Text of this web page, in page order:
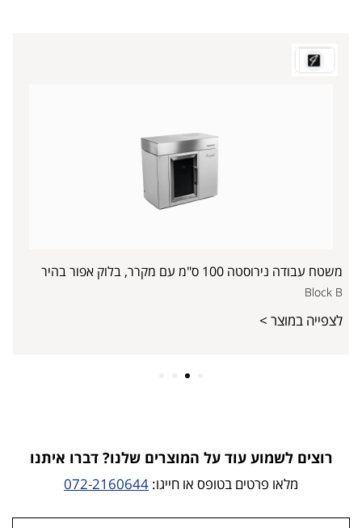
משטח עבודה נירוסטה 100 ס"מ עם מקרר, בלוק אפור בהיר
Block B
לצפייה במוצר >
רוצים לשמוע עוד על המוצרים שלנו? דברו איתנו
מלאו פרטים בטופס או חייגו: 072-2160644